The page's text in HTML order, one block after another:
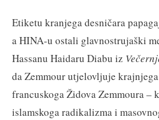
Etiketu kranjega desničara
a HINA-u ostali glavnostrujaški
Hassanu Haidaru Diabu iz
da Zemmour utjelovljuje
francuskoga Židova Zemmoura –
islamskoga radikalizma i